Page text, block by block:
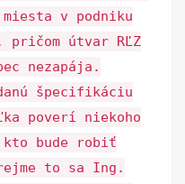
v podniku
útvar RĽZ
nezapája.
špecifikáciu
poverí niekoho
bude robiť
to sa Ing.